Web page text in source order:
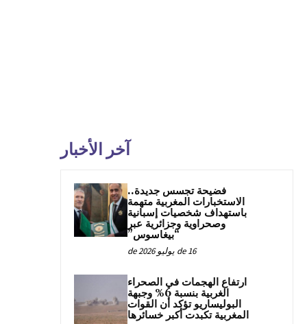
آخر الأخبار
فضيحة تجسس جديدة..
الاستخبارات المغربية متهمة
باستهداف شخصيات إسبانية
وصحراوية وجزائرية عبر
“بيغاسوس”
16 de يوليو de 2026
ارتفاع الهجمات في الصحراء
الغربية بنسبة 6% وجبهة
البوليساريو تؤكد أن القوات
المغربية تكبدت أكبر خسائرها